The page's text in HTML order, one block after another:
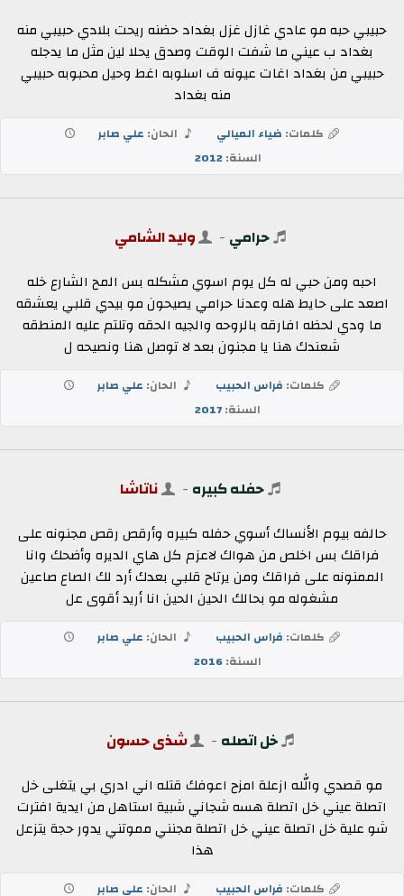
حبيبي حبه مو عادي غازل غزل بغداد حضنه ريحت بلادي حبيبي منه
بغداد ب عيني ما شفت الوقت وصدق يحلا لين مثل ما يدجله
حبيبي من بغداد اغات عيونه ف اسلوبه اغط وحيل محبوبه حبيبي
منه بغداد
كلمات: ضياء الميالي الحان: علي صابر
السنة:2012
حرامي - وليد الشامي
احبه ومن حبي له كل يوم اسوي مشكله بس المح الشارع خله
اصعد على حايط هله وعدنا حرامي يصيحون مو بيدي قلبي يعشقه
ما ودي لحظه افارقه بالروحه والجيه الحقه وتلتم عليه المنطقه
شعندك هنا يا مجنون بعد لا توصل هنا ونصيحه ل
كلمات: فراس الحبيب الحان: علي صابر
السنة:2017
حفله كبيره - ناتاشا
حالفه بيوم الأنساك أسوي حفله كبيره وأرقص رقص مجنونه على
فراقك بس اخلص من هواك لاعزم كل هاي الديره وأضحك وانا
الممنونه على فراقك ومن يرتاح قلبي بعدك أرد لك الصاع صاعين
مشغوله مو بحالك الحين الحين انا أريد أقوى عل
كلمات: فراس الحبيب الحان: علي صابر
السنة:2016
خل اتصله - شذى حسون
مو قصدي والله ازعلة امزح اعوفك قتله اني ادري بي يتغلى خل
اتصلة عيني خل اتصلة هسه شجاني شبية استاهل من ايدية افترت
شو علية خل اتصلة عيني خل اتصلة مجنني مموتني يدور حجة يتزعل
هذا
كلمات: فراس الحبيب الحان: علي صابر